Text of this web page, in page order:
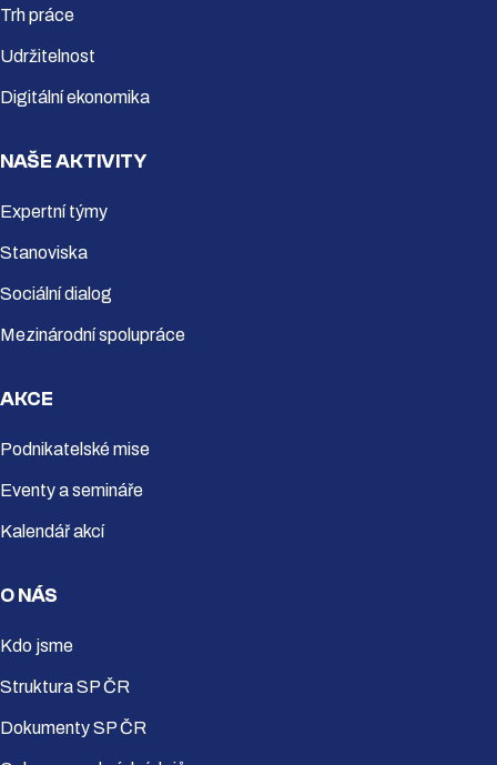
Trh práce
Udržitelnost
Digitální ekonomika
NAŠE AKTIVITY
Expertní týmy
Stanoviska
Sociální dialog
Mezinárodní spolupráce
AKCE
Podnikatelské mise
Eventy a semináře
Kalendář akcí
O NÁS
Kdo jsme
Struktura SP ČR
Dokumenty SP ČR